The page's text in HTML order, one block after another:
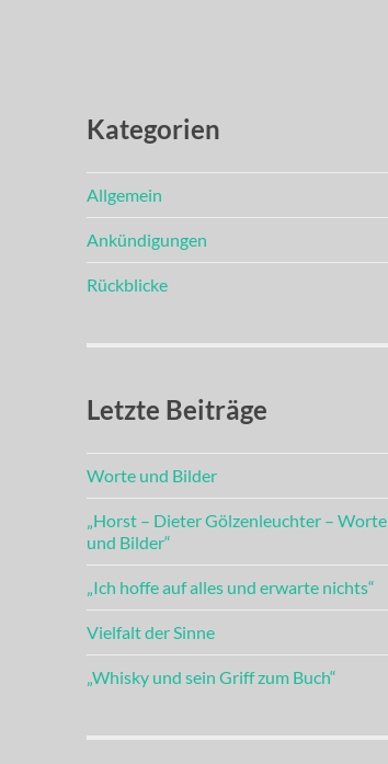
Kategorien
Allgemein
Ankündigungen
Rückblicke
Letzte Beiträge
Worte und Bilder
„Horst – Dieter Gölzenleuchter – Worte
und Bilder“
„Ich hoffe auf alles und erwarte nichts“
Vielfalt der Sinne
„Whisky und sein Griff zum Buch“